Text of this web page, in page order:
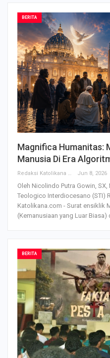
BERITA
Magnifica Humanitas:
Manusia Di Era
Redaksi Katolikana Jun 8, 2026
Oleh Nicolindo Putra Gowin,
Teologico Interdiocesano (STI)
Katolikana.com - Surat ensiklik
(Kemanusiaan yang Luar Biasa)
BERITA